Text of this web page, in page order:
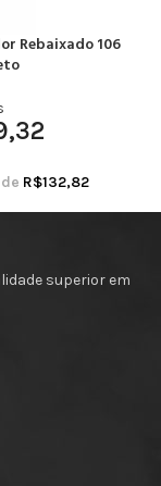
Rebaixado 106
R$132,82
superior em